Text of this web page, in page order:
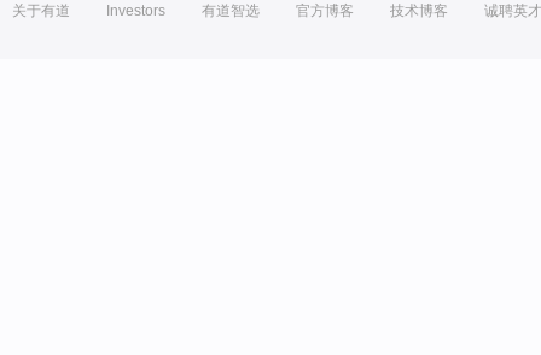
关于有道 Investors 有道智选 官方博客 技术博客 诚聘英才